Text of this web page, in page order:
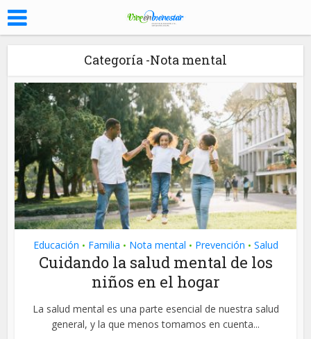
Categoría -Nota mental
Educación • Familia • Nota mental • Prevención • Salud
Cuidando la salud mental de los
niños en el hogar
La salud mental es una parte esencial de nuestra salud
general, y la que menos tomamos en cuenta...